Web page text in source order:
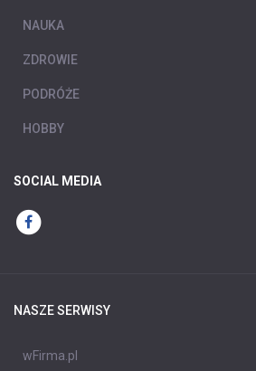
NAUKA
ZDROWIE
PODRÓŻE
HOBBY
SOCIAL MEDIA
NASZE SERWISY
wFirma.pl